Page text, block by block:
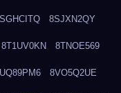
8SJXN2QY
8T1UV0KN 8TNOE569
8VO5Q2UE